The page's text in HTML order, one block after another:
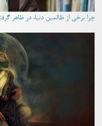
چرا برخی از ظالمین دنیا، در ظاهر